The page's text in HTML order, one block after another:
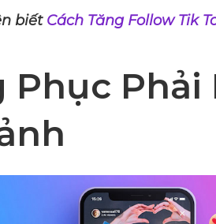
biết Cách Tăng Follow Tik
Phục Phải